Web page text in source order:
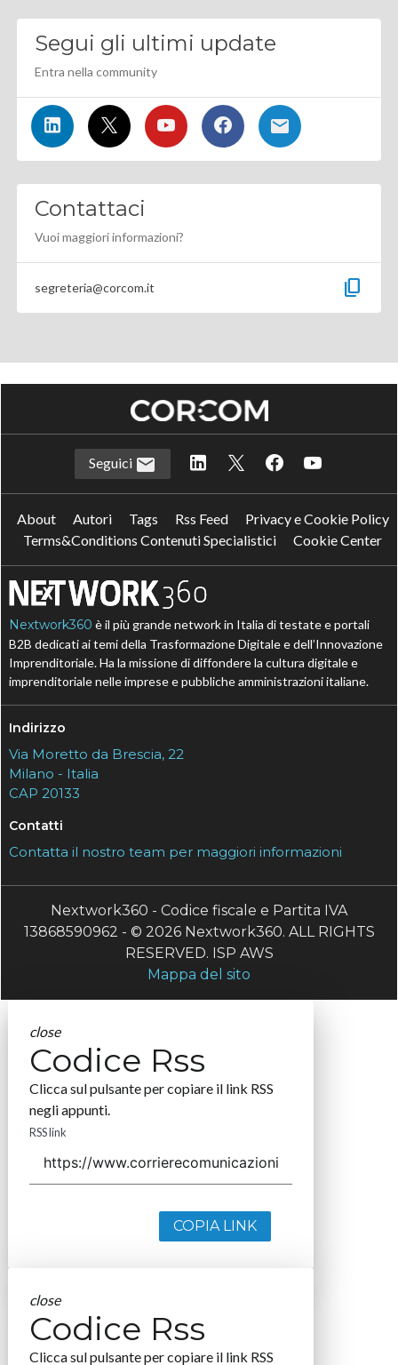
Segui gli ultimi update
Entra nella community
Contattaci
Vuoi maggiori informazioni?
segreteria@corcom.it content_copy
Seguici
About Autori Tags Rss Feed
Privacy e Cookie Policy
Terms&Conditions Contenuti Specialistici
Cookie Center
Nextwork360 è il più grande network in Italia di testate e portali
B2B dedicati ai temi della Trasformazione Digitale e dell’Innovazione
Imprenditoriale. Ha la missione di diffondere la cultura digitale e
imprenditoriale nelle imprese e pubbliche amministrazioni italiane.
Indirizzo
Via Moretto da Brescia, 22
Milano - Italia
CAP 20133
Contatti
Contatta il nostro team per maggiori informazioni
Nextwork360 - Codice fiscale e Partita IVA
13868590962 - © 2026 Nextwork360. ALL RIGHTS
RESERVED. ISP AWS
Mappa del sito
close
Codice Rss
Clicca sul pulsante per copiare il link RSS
negli appunti.
RSS link
COPIA LINK
close
Codice Rss
Clicca sul pulsante per copiare il link RSS